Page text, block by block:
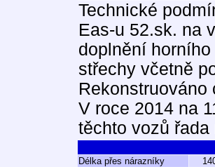
Technické
Eas-u 52.sk. na
doplnění
střechy včetně
Rekonstruováno
V roce 2014 na
těchto vozů řada
Délka přes nárazníky